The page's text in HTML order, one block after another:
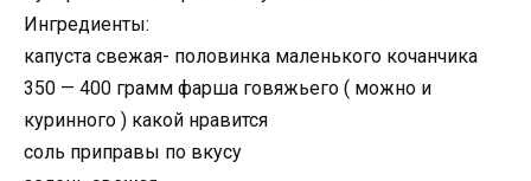
Ингредиенты:
капуста свежая- половинка маленького кочанчика
350 — 400 грамм фарша говяжьего ( можно и
куринного ) какой нравится
соль приправы по вкусу